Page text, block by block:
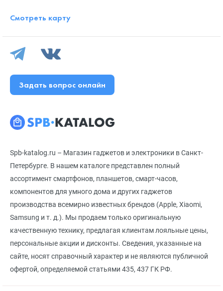
Spb-katalog.ru – Магазин гаджетов и электроники в Санкт-
Петербурге. В нашем каталоге представлен полный
ассортимент смартфонов, планшетов, смарт-часов,
компонентов для умного дома и других гаджетов
производства всемирно известных брендов (Apple, Xiaomi,
Samsung и т. д.). Мы продаем только оригинальную
качественную технику, предлагая клиентам лояльные цены,
персональные акции и дисконты. Сведения, указанные на
сайте, носят справочный характер и не являются публичной
офертой, определяемой статьями 435, 437 ГК РФ.
Смотреть карту
Задать вопрос онлайн